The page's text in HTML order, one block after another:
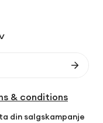
& conditions
din salgskampanje